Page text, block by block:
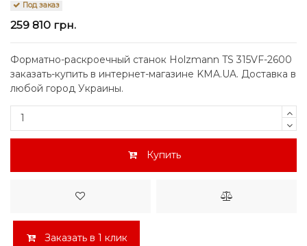
Под заказ
259 810 грн.
Форматно-раскроечный станок Holzmann TS 315VF-2600
заказать-купить в интернет-магазине KMA.UA. Доставка в
любой город Украины.
Купить
Заказать в 1 клик